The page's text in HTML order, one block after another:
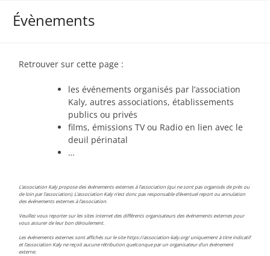
Évènements
Retrouver sur cette page :
les événements organisés par l’association
Kaly, autres associations, établissements
publics ou privés
films, émissions TV ou Radio en lien avec le
deuil périnatal
…
L’association Kaly propose des événements externes à l’association (qui ne sont pas organisés de près ou
de loin par l’association). L’association Kaly n’est donc pas responsable d’éventuel report ou annulation
des événements externes à l’association.
Veuillez vous reporter sur les sites internet des différents organisateurs des événements externes pour
vous assurer de leur bon déroulement.
Les événements externes sont affichés sur le site https://association-kaly.org/ uniquement à titre indicatif
et l’association Kaly ne reçoit aucune rétribution quelconque par un organisateur d’un événement
externe.
00:00
04:00
05:00